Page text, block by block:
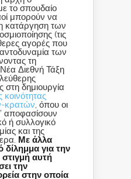
το σπουδαίο
μπορούν να
κατάργηση των
(τις
αγορές που
των
τη
Διεθνή Τάξη
στη δημιουργία
κοινότητας
κρατών, όπου οι
αποφασίσουν
ή συλλογικό
και της
Με άλλα
δίλημμα για την
αυτή
την
στην οποία